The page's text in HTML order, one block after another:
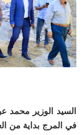
السيد الوزير محمد
في المرج بداية من